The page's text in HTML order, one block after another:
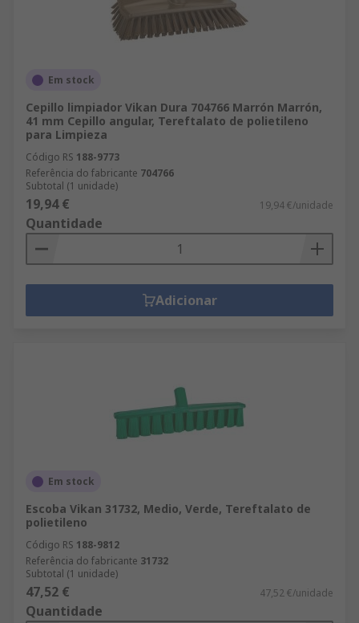
Em stock
Cepillo limpiador Vikan Dura 704766 Marrón Marrón,
41 mm Cepillo angular, Tereftalato de polietileno
para Limpieza
Código RS 188-9773
Referência do fabricante 704766
Subtotal (1 unidade)
19,94 € 19,94 €/unidade
Quantidade
Adicionar
Em stock
Escoba Vikan 31732, Medio, Verde, Tereftalato de
polietileno
Código RS 188-9812
Referência do fabricante 31732
Subtotal (1 unidade)
47,52 € 47,52 €/unidade
Quantidade